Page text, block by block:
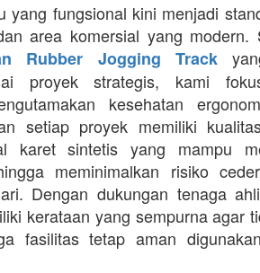
yang fungsional kini menjadi
area komersial yang modern.
Rubber Jogging Track
proyek strategis, kami
kesehatan
setiap proyek memiliki
karet sintetis yang mampu
meminimalkan risiko
Dengan dukungan tenaga
kerataan yang sempurna agar
fasilitas tetap aman